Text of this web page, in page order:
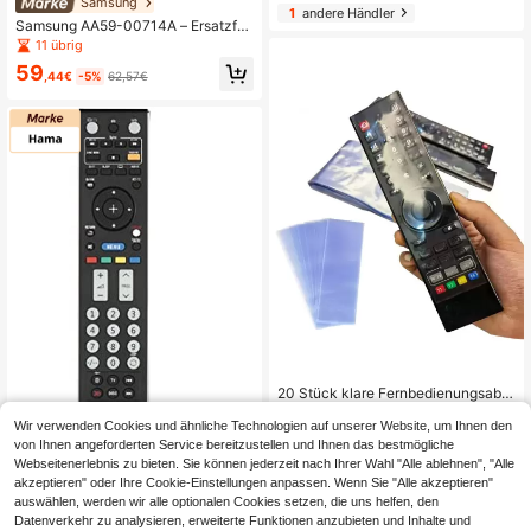
Samsung AA59-00714A – Ersatzfer
nbedienung für Fernseher, Schwarz
11 übrig
59 ,44€ -5% 62,57€
Hama
Hama Thomson ROC1128SON Drah
tlose IR-TV-Fernbedienungstasten
4 übrig
n leuchtend für bessere Nutzung be
i Nacht
1andere Händler
20 Stück klare Fernbedienungsabd
ernbedienungsabdeckung für Schul
e, Büro, Haushalt, Reise, Tasche, Or
ganizer, Isolierung, Galentines, Welp
e, Karneval, Partydekorationen, Kü
chendekor, Haushaltswaren, Mutter
tagsgeschenk, Schlafzimmerdekor
ation, Garten, Küchendekor, Somme
3,58€
3andere Händler
Wir verwenden Cookies und ähnliche Technologien auf unserer Website, um Ihnen den
von Ihnen angeforderten Service bereitzustellen und Ihnen das bestmögliche
Webseitenerlebnis zu bieten. Sie können jederzeit nach Ihrer Wahl "Alle ablehnen", "Alle
akzeptieren" oder Ihre Cookie-Einstellungen anpassen. Wenn Sie "Alle akzeptieren"
auswählen, werden wir alle optionalen Cookies setzen, die uns helfen, den
Datenverkehr zu analysieren, erweiterte Funktionen anzubieten und Inhalte und